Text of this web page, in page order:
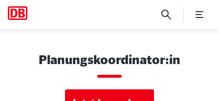
Planungskoordinator:in